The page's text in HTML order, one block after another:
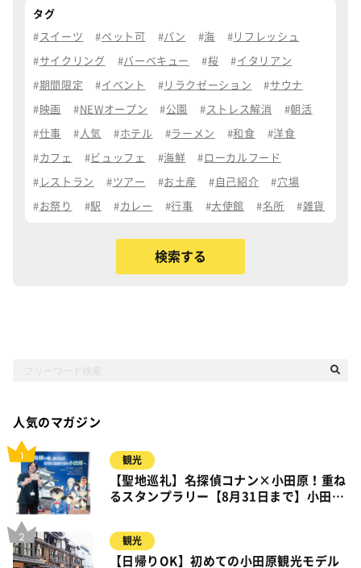
タグ
スイーツ ペット可 パン 海 リフレッシュ
サイクリング バーベキュー 桜 イタリアン
期間限定 イベント リラクゼーション サウナ
映画 NEWオープン 公園 ストレス解消 朝活
仕事 人気 ホテル ラーメン 和食 洋食
カフェ ビュッフェ 海鮮 ローカルフード
レストラン ツアー お土産 自己紹介 穴場
お祭り 駅 カレー 行事 大使館 名所 雑貨
人気のマガジン
観光
【聖地巡礼】名探偵コナン×小田原！重ね
るスタンプラリー【8月31日まで】小田
観光
【日帰りOK】初めての小田原観光モデル